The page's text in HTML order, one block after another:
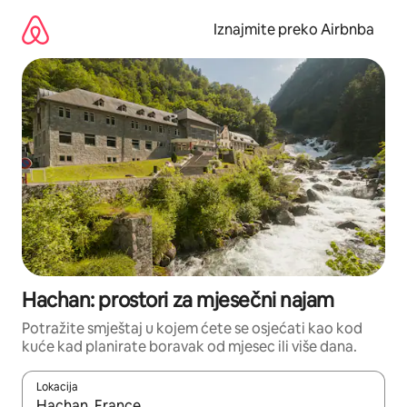
sadržaj
Iznajmite preko Airbnba
Hachan: prostori za mjesečni najam
Potražite smještaj u kojem ćete se osjećati kao kod
kuće kad planirate boravak od mjesec ili više dana.
Lokacija
Kada budu dostupni rezultati, moći ćete ih pregledati